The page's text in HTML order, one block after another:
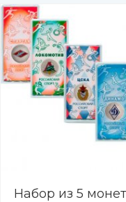
Набор из 5 монет